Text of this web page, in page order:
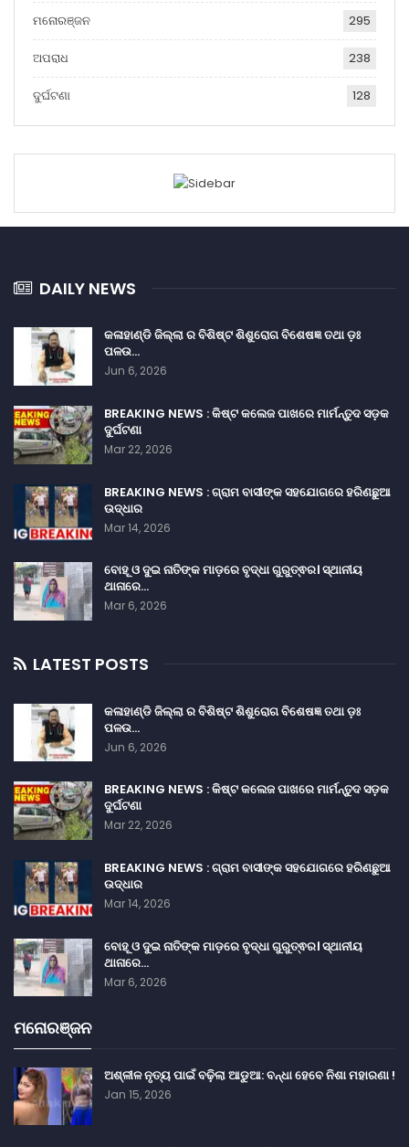
ମନୋରଞ୍ଜନ 295
ଅପରାଧ 238
ଦୁର୍ଘଟଣା 128
DAILY NEWS
କଳାହାଣ୍ଡି ଜିଲ୍ଲା ର ବିଶିଷ୍ଟ ଶିଶୁରୋଗ ବିଶେଷଜ୍ଞ ତଥା ଡ଼ଃ
ପଳଉ…
Jun 6, 2026
BREAKING NEWS : କିଷ୍ଟ କଲେଜ ପାଖରେ ମାର୍ମନ୍ତୁଦ ସଡ଼କ
ଦୁର୍ଘଟଣା
Mar 22, 2026
BREAKING NEWS : ଗ୍ରାମ ବାସୀଙ୍କ ସହଯୋଗରେ ହରିଣଛୁଆ
ଉଦ୍ଧାର
Mar 14, 2026
ବୋହୂ ଓ ଦୁଇ ନାତିଙ୍କ ମାଡ଼ରେ ବୃଦ୍ଧା ଗୁରୁତ୍ଵର। ସ୍ଥାନୀୟ
ଥାନାରେ…
Mar 6, 2026
LATEST POSTS
କଳାହାଣ୍ଡି ଜିଲ୍ଲା ର ବିଶିଷ୍ଟ ଶିଶୁରୋଗ ବିଶେଷଜ୍ଞ ତଥା ଡ଼ଃ
ପଳଉ…
Jun 6, 2026
BREAKING NEWS : କିଷ୍ଟ କଲେଜ ପାଖରେ ମାର୍ମନ୍ତୁଦ ସଡ଼କ
ଦୁର୍ଘଟଣା
Mar 22, 2026
BREAKING NEWS : ଗ୍ରାମ ବାସୀଙ୍କ ସହଯୋଗରେ ହରିଣଛୁଆ
ଉଦ୍ଧାର
Mar 14, 2026
ବୋହୂ ଓ ଦୁଇ ନାତିଙ୍କ ମାଡ଼ରେ ବୃଦ୍ଧା ଗୁରୁତ୍ଵର। ସ୍ଥାନୀୟ
ଥାନାରେ…
Mar 6, 2026
ମନୋରଞ୍ଜନ
ଅଶ୍ଳୀଳ ନୃତ୍ୟ ପାଇଁ ବଢ଼ିଲା ଆଡୁଆ: ବନ୍ଧା ହେବେ ନିଶା ମହାରଣା !
Jan 15, 2026